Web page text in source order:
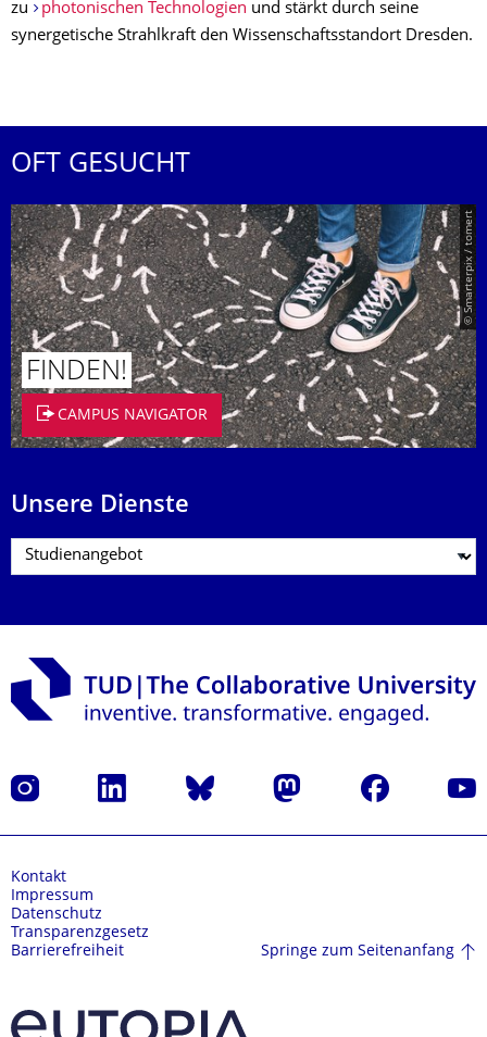
zu
photonischen Technologien und stärkt durch seine
synergetische Strahlkraft den Wissenschaftsstandort Dresden.
OFT GESUCHT
© Smarterpix / tomert
FINDEN!
CAMPUS NAVIGATOR
Unsere Dienste
Instagram LinkedIn Bluesky Mastodon Facebook
Kontakt
Impressum
Datenschutz
Transparenzgesetz
Barrierefreiheit
Springe zum Seitenanfang